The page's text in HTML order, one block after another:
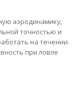
аэродинамику,
точностью и
на течении.
при ловле